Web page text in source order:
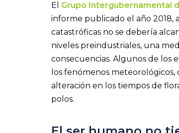
El Grupo Intergubernamental
informe publicado el año 2018,
catastróficas no se debería
niveles preindustriales, una
consecuencias. Algunos de los
los fenómenos meteorológicos,
alteración en los tiempos de
polos.